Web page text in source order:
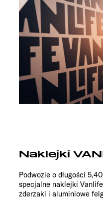
Naklejki
Podwozie o długości
specjalne naklejki
zderzaki i aluminiowe